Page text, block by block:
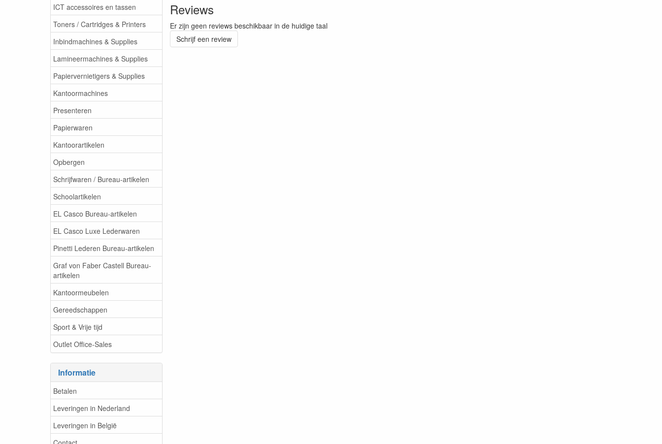
ICT accessoires en tassen
Toners / Cartridges & Printers
Inbindmachines & Supplies
Lamineermachines & Supplies
Papiervernietigers & Supplies
Kantoormachines
Presenteren
Papierwaren
Kantoorartikelen
Opbergen
Schrijfwaren / Bureau-artikelen
Schoolartikelen
EL Casco Bureau-artikelen
EL Casco Luxe Lederwaren
Pinetti Lederen Bureau-artikelen
Graf von Faber Castell Bureau-
artikelen
Kantoormeubelen
Gereedschappen
Sport & Vrije tijd
Outlet Office-Sales
Informatie
Betalen
Leveringen in Nederland
Leveringen in België
Reviews
Er zijn geen reviews beschikbaar in de huidige taal
Schrijf een review